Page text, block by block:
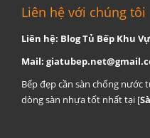
Liên hệ với chúng tôi
Liên hệ: Blog Tủ Bếp Khu
Mail:
Bếp đẹp cần sàn chống nước
dòng sàn nhựa tốt nhất tại [